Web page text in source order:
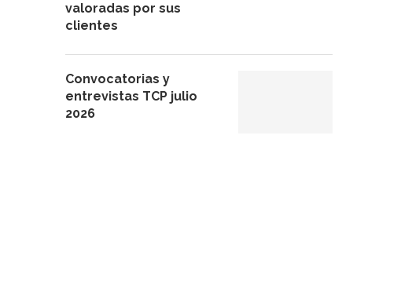
valoradas por sus
clientes
Convocatorias y
entrevistas TCP julio
2026